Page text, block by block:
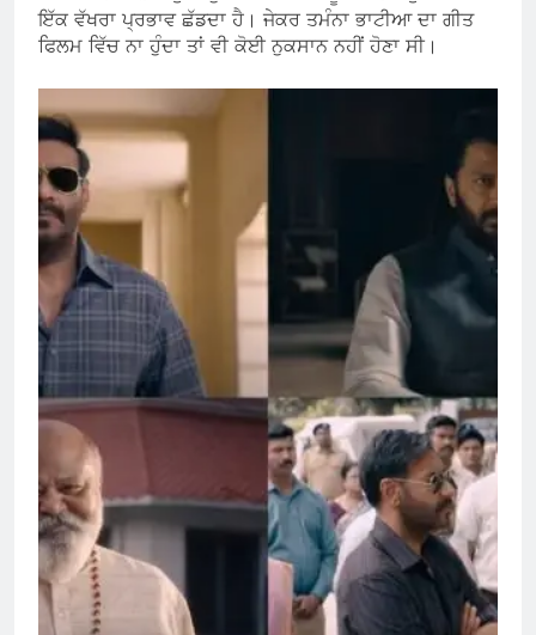
ਇੱਕ ਵੱਖਰਾ ਪ੍ਰਭਾਵ ਛੱਡਦਾ ਹੈ। ਜੇਕਰ ਤਮੰਨਾ ਭਾਟੀਆ ਦਾ ਗੀਤ
ਫਿਲਮ ਵਿੱਚ ਨਾ ਹੁੰਦਾ ਤਾਂ ਵੀ ਕੋਈ ਨੁਕਸਾਨ ਨਹੀਂ ਹੋਣਾ ਸੀ।